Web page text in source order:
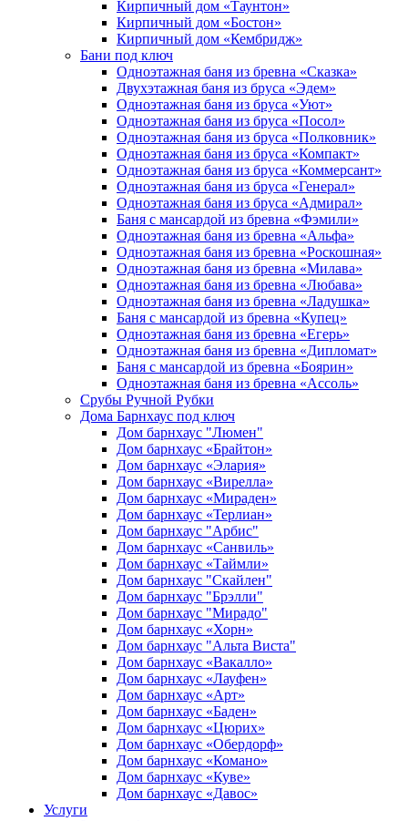
Кирпичный дом «Таунтон»
Кирпичный дом «Бостон»
Кирпичный дом «Кембридж»
Бани под ключ
Одноэтажная баня из бревна «Сказка»
Двухэтажная баня из бруса «Эдем»
Одноэтажная баня из бруса «Уют»
Одноэтажная баня из бруса «Посол»
Одноэтажная баня из бруса «Полковник»
Одноэтажная баня из бруса «Компакт»
Одноэтажная баня из бруса «Коммерсант»
Одноэтажная баня из бруса «Генерал»
Одноэтажная баня из бруса «Адмирал»
Баня с мансардой из бревна «Фэмили»
Одноэтажная баня из бревна «Альфа»
Одноэтажная баня из бревна «Роскошная»
Одноэтажная баня из бревна «Милава»
Одноэтажная баня из бревна «Любава»
Одноэтажная баня из бревна «Ладушка»
Баня с мансардой из бревна «Купец»
Одноэтажная баня из бревна «Егерь»
Одноэтажная баня из бревна «Дипломат»
Баня с мансардой из бревна «Боярин»
Одноэтажная баня из бревна «Ассоль»
Срубы Ручной Рубки
Дома Барнхаус под ключ
Дом барнхаус "Люмен"
Дом барнхаус «Брайтон»
Дом барнхаус «Элария»
Дом барнхаус «Вирелла»
Дом барнхаус «Мираден»
Дом барнхаус «Терлиан»
Дом барнхаус "Арбис"
Дом барнхаус «Санвиль»
Дом барнхаус «Таймли»
Дом барнхаус "Скайлен"
Дом барнхаус "Брэлли"
Дом барнхаус "Мирадо"
Дом барнхаус «Хорн»
Дом барнхаус "Альта Виста"
Дом барнхаус «Вакалло»
Дом барнхаус «Лауфен»
Дом барнхаус «Арт»
Дом барнхаус «Баден»
Дом барнхаус «Цюрих»
Дом барнхаус «Обердорф»
Дом барнхаус «Комано»
Дом барнхаус «Куве»
Дом барнхаус «Давос»
Услуги